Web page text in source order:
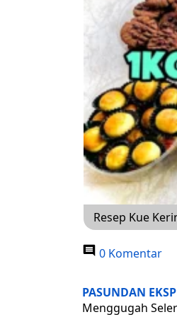
Resep Kue
0 Komentar
PASUNDAN
Menggugah